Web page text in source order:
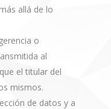
allá de lo
o
al
el titular del
mismos.
de datos y a